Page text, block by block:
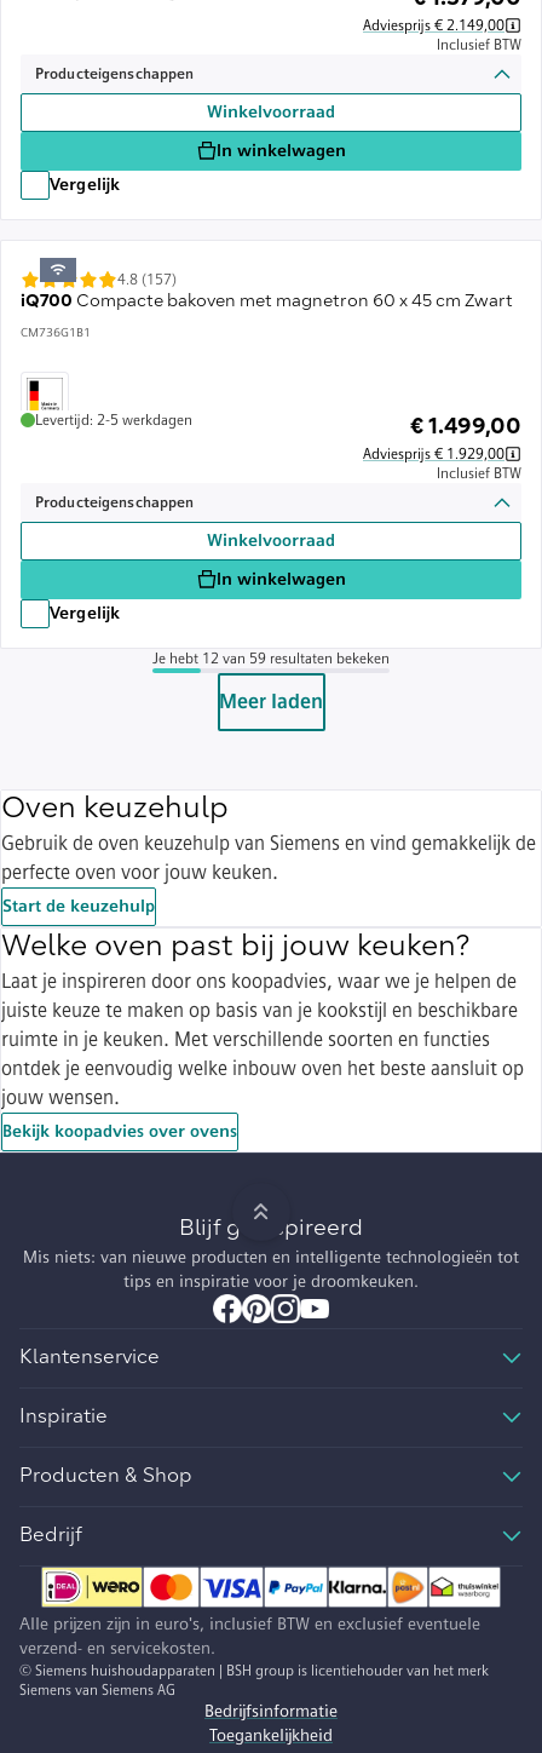
Adviesprijs € 2.149,00
Inclusief BTW
Producteigenschappen
Winkelvoorraad
In winkelwagen
Vergelijk
iQ700 Compacte bakoven met magnetron 60 x 45 cm Zwart
CM736G1B1
4.8 (157)
Levertijd: 2-5 werkdagen € 1.499,00
Adviesprijs € 1.929,00
Inclusief BTW
Producteigenschappen
Winkelvoorraad
In winkelwagen
Vergelijk
Je hebt 12 van 59 resultaten bekeken
Meer laden
Oven keuzehulp
Gebruik de oven keuzehulp van Siemens en vind gemakkelijk de
perfecte oven voor jouw keuken.
Start de keuzehulp
Welke oven past bij jouw keuken?
Laat je inspireren door ons koopadvies, waar we je helpen de
juiste keuze te maken op basis van je kookstijl en beschikbare
ruimte in je keuken. Met verschillende soorten en functies
ontdek je eenvoudig welke inbouw oven het beste aansluit op
jouw wensen.
Bekijk koopadvies over ovens
Blijf geïnspireerd
Mis niets: van nieuwe producten en intelligente technologieën tot
tips en inspiratie voor je droomkeuken.
Klantenservice
Inspiratie
Producten & Shop
Bedrijf
Alle prijzen zijn in euro's, inclusief BTW en exclusief eventuele
verzend- en servicekosten.
© Siemens huishoudapparaten | BSH group is licentiehouder van het merk
Siemens van Siemens AG
Bedrijfsinformatie
Toegankelijkheid